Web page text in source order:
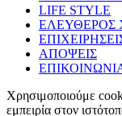
LIFE STYLE
ΕΛΕΥΘΕΡΟΣ
ΑΠΟΨΕΙΣ
Χρησιμοποιούμε
εμπειρία στον